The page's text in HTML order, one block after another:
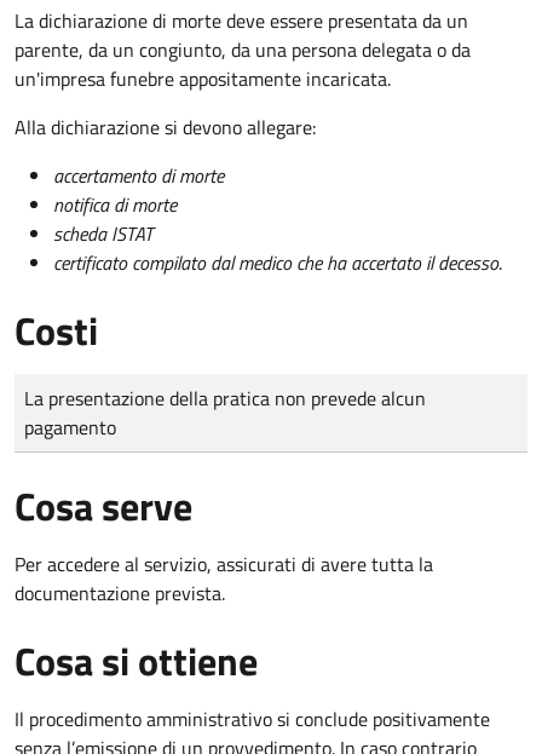
La dichiarazione di morte deve essere presentata da un
parente, da un congiunto, da una persona delegata o da
un'impresa funebre appositamente incaricata.
Alla dichiarazione si devono allegare:
accertamento di morte
notifica di morte
scheda ISTAT
certificato compilato dal medico che ha accertato il decesso.
Costi
Tipo di pagamento
Importo
La presentazione della pratica non prevede alcun
pagamento
Cosa serve
Per accedere al servizio, assicurati di avere tutta la
documentazione prevista.
Cosa si ottiene
Il procedimento amministrativo si conclude positivamente
senza l’emissione di un provvedimento. In caso contrario